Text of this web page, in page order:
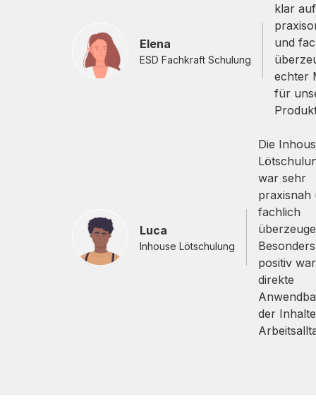
Elena
ESD Fachkraft Schulung
klar
und
echter
für
Luca
Inhouse Lötschulung
Die
war sehr
praxisnah
fachlich
Besonders
positiv
direkte
der